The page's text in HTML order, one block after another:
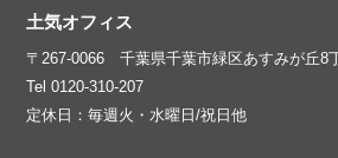
土気オフィス
〒267-0066 千葉県千葉市緑区あすみが丘8
Tel 0120-310-207
定休日：毎週火・水曜日/祝日他